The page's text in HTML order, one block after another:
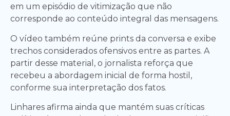
em um episódio de vitimização que não
corresponde ao conteúdo integral das mensagens.
O vídeo também reúne prints da conversa e exibe
trechos considerados ofensivos entre as partes. A
partir desse material, o jornalista reforça que
recebeu a abordagem inicial de forma hostil,
conforme sua interpretação dos fatos.
Linhares afirma ainda que mantém suas críticas